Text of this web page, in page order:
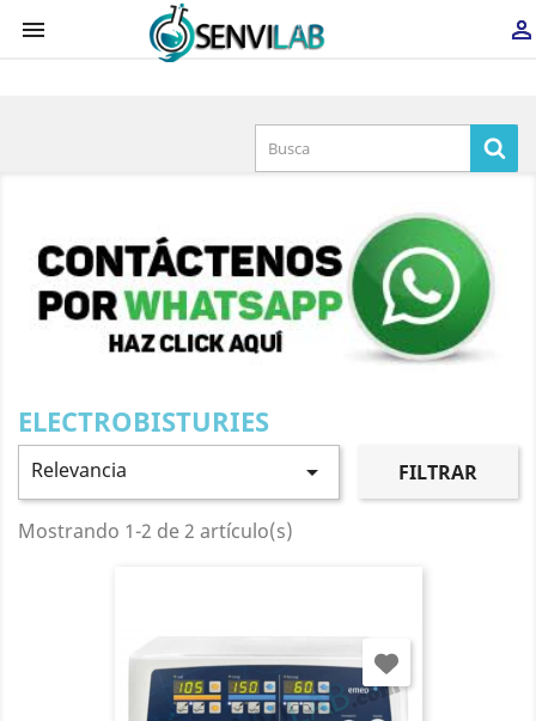
 
ELECTROBISTURIES
Relevancia  FILTRAR
Mostrando 1-2 de 2 artículo(s)
Iniciar sesión
Cancelar Iniciar sesión